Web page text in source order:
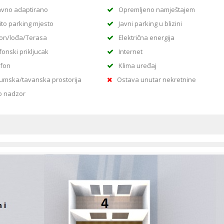
adaptirano
Opremljeno namještajem
parking mjesto
Javni parking u blizini
lođa/Terasa
Električna energija
prikljucak
Internet
Klima uređaj
tavanska prostorija
Ostava unutar nekretnine
nadzor